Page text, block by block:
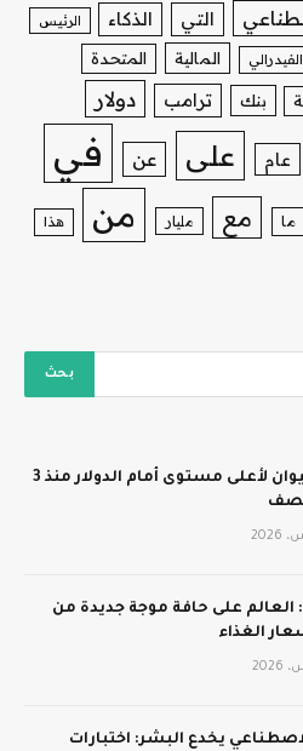
التي الذكاء الرئيس
الفيدرالي المالية المتحدة
بنك ترامب دولار
عام على عن في
ما مع مليار من هذا
ارتفاع اليوان لأعلى مستوى أمام الدولار منذ 3
العالم على حافة موجة جديدة من
الغذاء
يخدع البشر: اختبارات